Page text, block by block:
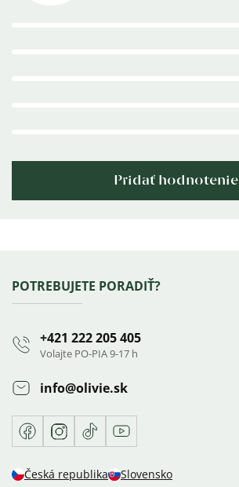
Pridať hodnotenie
Zápätie
POTREBUJETE PORADIŤ?
+421 222 205 405
Volajte PO-PIA 9-17 h
info@olivie.sk
FacebookInstagram
TikTokYoutube
Česká republika Slovensko